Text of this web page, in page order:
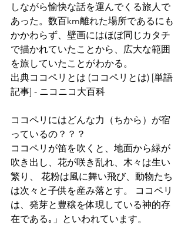
しながら愉快な話を運んでくる旅人で
あった。数百km離れた場所であるにも
かかわらず、壁画にはほぼ同じカタチ
で描かれていたことから、広大な範囲
を旅していたことがわかる。
出典ココペリとは (ココペリとは) [単語
記事] - ニコニコ大百科
ココペリにはどんな力（ちから）が宿
っているの？？？
ココペリが笛を吹くと、地面から緑が
吹き出し、花が咲き乱れ、木々は生い
繁り、 花粉は風に舞い飛び、動物たち
は次々と子供を産み落とす。 ココペリ
は、発芽と豊穣を体現している神的存
在である｡」といわれています。